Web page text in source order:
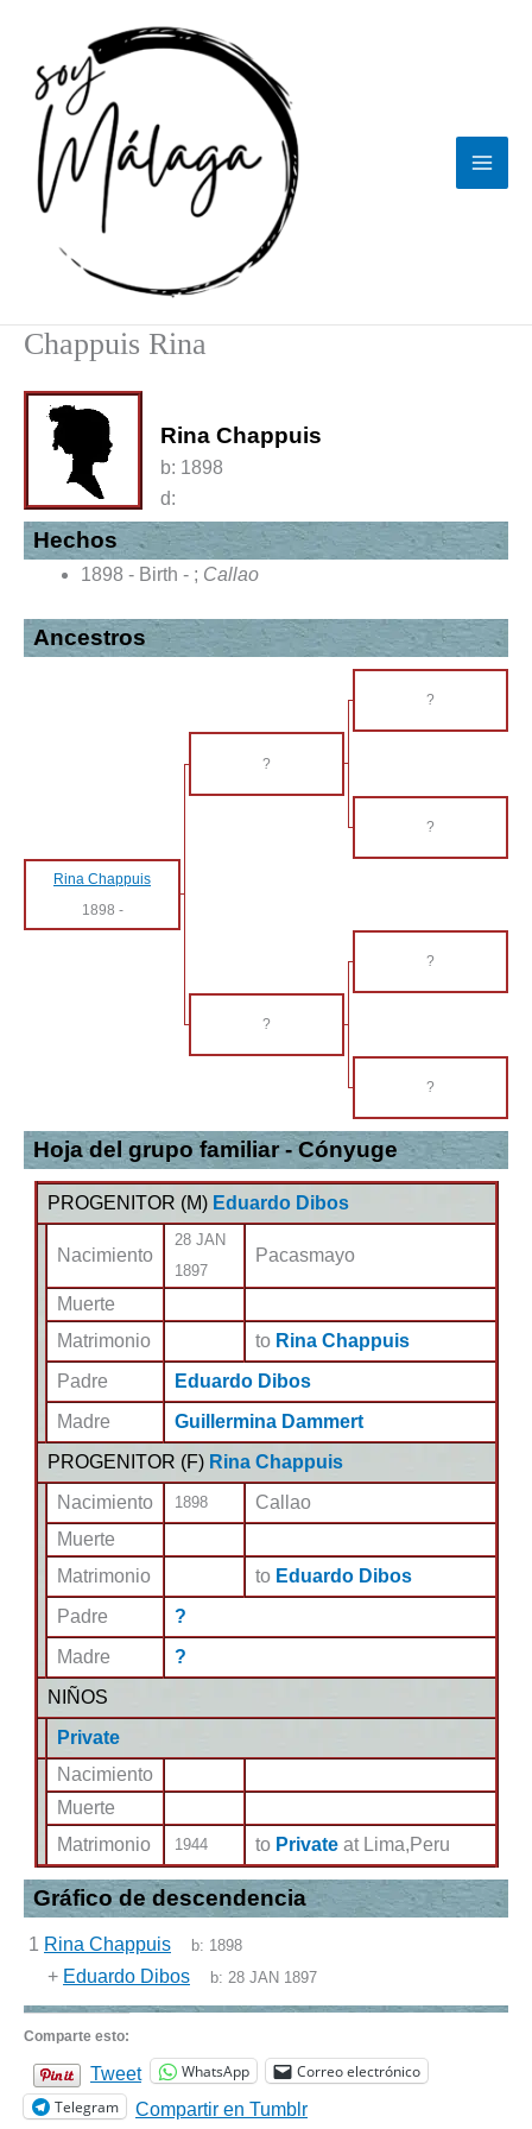
contenido
Chappuis Rina
Rina Chappuis
b: 1898
d:
Hechos
1898 - Birth - ; Callao
Ancestros
?
?
?
Rina Chappuis
1898 -
?
?
?
Hoja del grupo familiar - Cónyuge
PROGENITOR (M) Eduardo Dibos
Nacimiento
28 JAN
1897
Pacasmayo
Muerte
Matrimonio
to Rina Chappuis
Padre
Eduardo Dibos
Madre
Guillermina Dammert
PROGENITOR (F) Rina Chappuis
Nacimiento
1898
Callao
Muerte
Matrimonio
to Eduardo Dibos
Padre
?
Madre
?
NIÑOS
Private
Nacimiento
Muerte
Matrimonio
1944 to Private at Lima,Peru
Gráfico de descendencia
1 Rina Chappuis b: 1898
+ Eduardo Dibos b:28 JAN 1897
Comparte esto:
Tweet WhatsApp
Correo electrónico
Telegram
Compartir en Tumblr